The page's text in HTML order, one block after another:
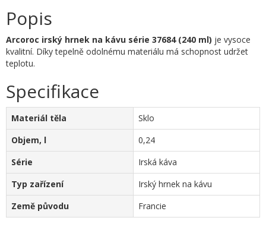
Popis
Arcoroc irský hrnek na kávu série 37684 (240 ml) je vysoce
kvalitní. Díky tepelně odolnému materiálu má schopnost udržet
teplotu.
Specifikace
Materiál těla
Sklo
Objem, l
0,24
Série
Irská káva
Typ zařízení
Irský hrnek na kávu
Země původu
Francie